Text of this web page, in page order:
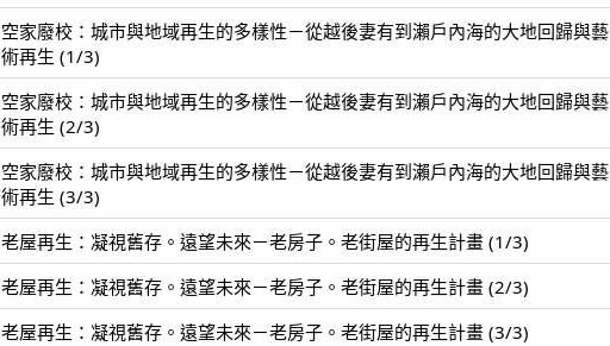
空家廢校：城市與地域再生的多樣性－從越後妻有到瀨戶內海的大地回歸與藝
術再生 (1/3)
空家廢校：城市與地域再生的多樣性－從越後妻有到瀨戶內海的大地回歸與藝
術再生 (2/3)
空家廢校：城市與地域再生的多樣性－從越後妻有到瀨戶內海的大地回歸與藝
術再生 (3/3)
老屋再生：凝視舊存。遠望未來－老房子。老街屋的再生計畫 (1/3)
老屋再生：凝視舊存。遠望未來－老房子。老街屋的再生計畫 (2/3)
老屋再生：凝視舊存。遠望未來－老房子。老街屋的再生計畫 (3/3)